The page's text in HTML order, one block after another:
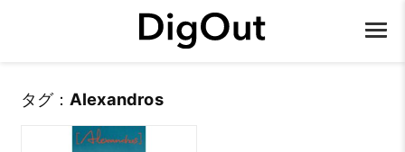
タグ： Alexandros